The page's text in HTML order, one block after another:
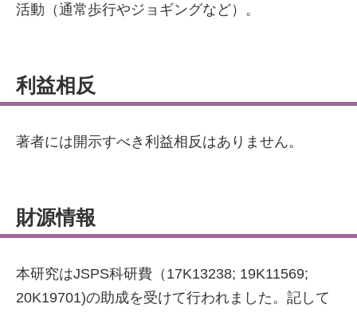
活動（通常歩行やジョギングなど）。
利益相反
著者には開示すべき利益相反はありません。
財源情報
本研究はJSPS科研費（17K13238; 19K11569;
20K19701)の助成を受けて行われました。記して